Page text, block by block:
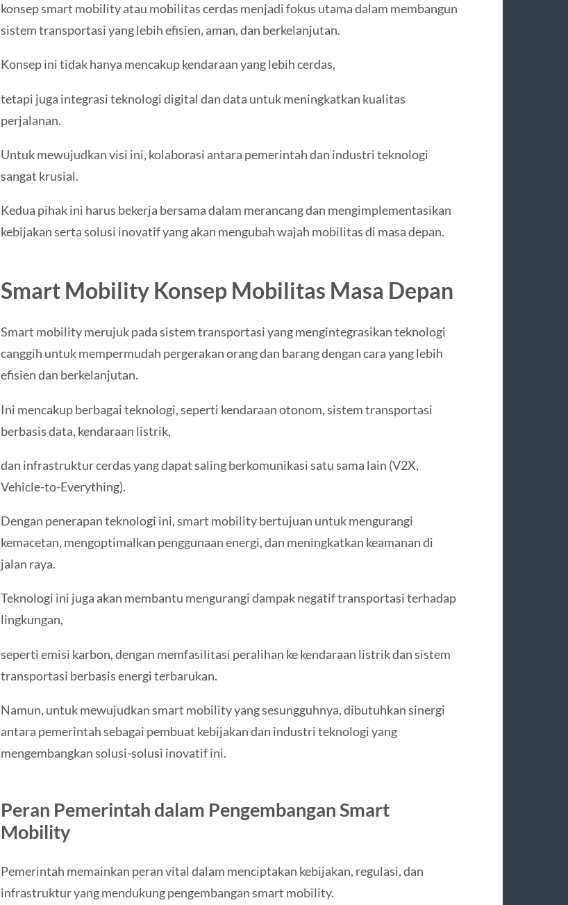
konsep smart mobility atau mobilitas cerdas menjadi fokus utama dalam membangun
sistem transportasi yang lebih efisien, aman, dan berkelanjutan.
Konsep ini tidak hanya mencakup kendaraan yang lebih cerdas,
tetapi juga integrasi teknologi digital dan data untuk meningkatkan kualitas
perjalanan.
Untuk mewujudkan visi ini, kolaborasi antara pemerintah dan industri teknologi
sangat krusial.
Kedua pihak ini harus bekerja bersama dalam merancang dan mengimplementasikan
kebijakan serta solusi inovatif yang akan mengubah wajah mobilitas di masa depan.
Smart Mobility Konsep Mobilitas Masa Depan
Smart mobility merujuk pada sistem transportasi yang mengintegrasikan teknologi
canggih untuk mempermudah pergerakan orang dan barang dengan cara yang lebih
efisien dan berkelanjutan.
Ini mencakup berbagai teknologi, seperti kendaraan otonom, sistem transportasi
berbasis data, kendaraan listrik,
dan infrastruktur cerdas yang dapat saling berkomunikasi satu sama lain (V2X,
Vehicle-to-Everything).
Dengan penerapan teknologi ini, smart mobility bertujuan untuk mengurangi
kemacetan, mengoptimalkan penggunaan energi, dan meningkatkan keamanan di
jalan raya.
Teknologi ini juga akan membantu mengurangi dampak negatif transportasi terhadap
lingkungan,
seperti emisi karbon, dengan memfasilitasi peralihan ke kendaraan listrik dan sistem
transportasi berbasis energi terbarukan.
Namun, untuk mewujudkan smart mobility yang sesungguhnya, dibutuhkan sinergi
antara pemerintah sebagai pembuat kebijakan dan industri teknologi yang
mengembangkan solusi-solusi inovatif ini.
Peran Pemerintah dalam Pengembangan Smart
Mobility
Pemerintah memainkan peran vital dalam menciptakan kebijakan, regulasi, dan
infrastruktur yang mendukung pengembangan smart mobility.